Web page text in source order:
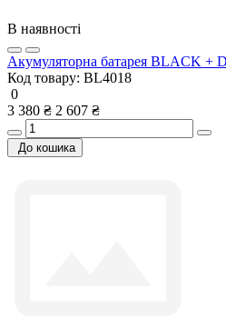
В наявності
Акумуляторна батарея BLACK +
Код товару: BL4018
0
3 380 ₴ 2 607 ₴
До кошика